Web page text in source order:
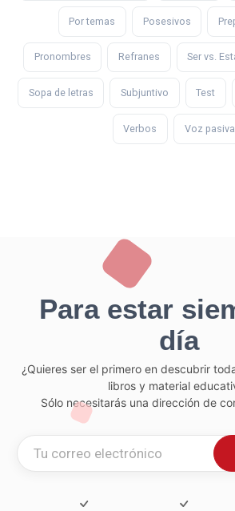
Por temas Posesivos
Pronombres Refranes Ser vs.
Sopa de letras Subjuntivo Test
Verbos Voz pasiva
Para estar
día
¿Quieres ser el primero en descubrir
libros y material
Sólo necesitarás una dirección de